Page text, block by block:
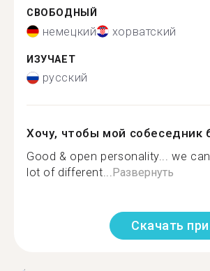
СВОБОДНЫЙ
немецкий хорватский
ИЗУЧАЕТ
русский
Хочу, чтобы мой собеседник
Good & open personality... we
lot of different...Развернуть
Скачать